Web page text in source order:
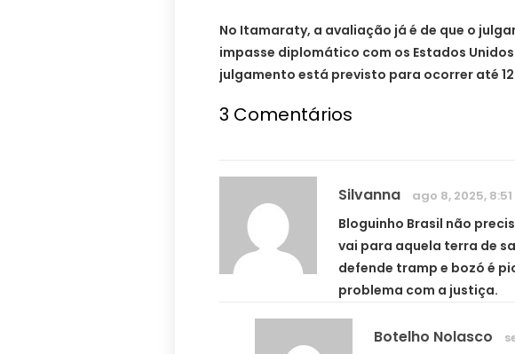
No Itamaraty, a avaliação já é de que o
impasse diplomático com os Estados
julgamento está previsto para ocorrer até
3 Comentários
Silvanna ago 8, 2025,
Bloguinho Brasil não
vai para aquela terra de
defende tramp e bozó é
problema com a justiça.
Botelho Nolasco